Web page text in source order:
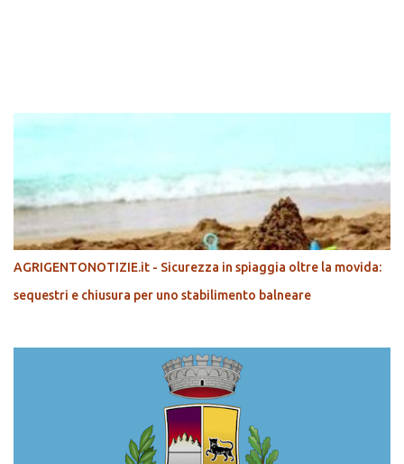
AGRIGENTONOTIZIE.it - Sicurezza in spiaggia oltre la movida:
sequestri e chiusura per uno stabilimento balneare